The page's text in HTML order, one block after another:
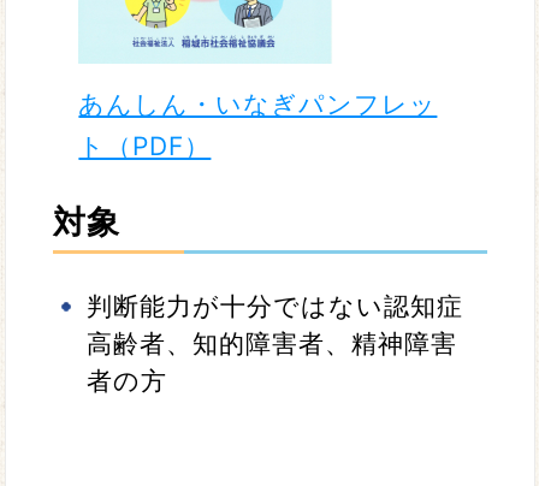
あんしん・いなぎパンフレッ
ト（PDF）
対象
判断能力が十分ではない認知症
高齢者、知的障害者、精神障害
者の方